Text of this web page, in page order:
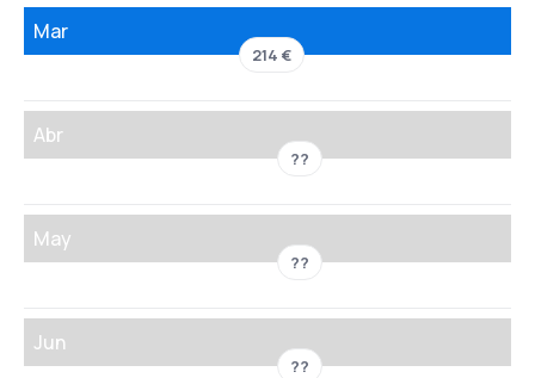
Mar
214 €
Abr
??
May
??
Jun
??